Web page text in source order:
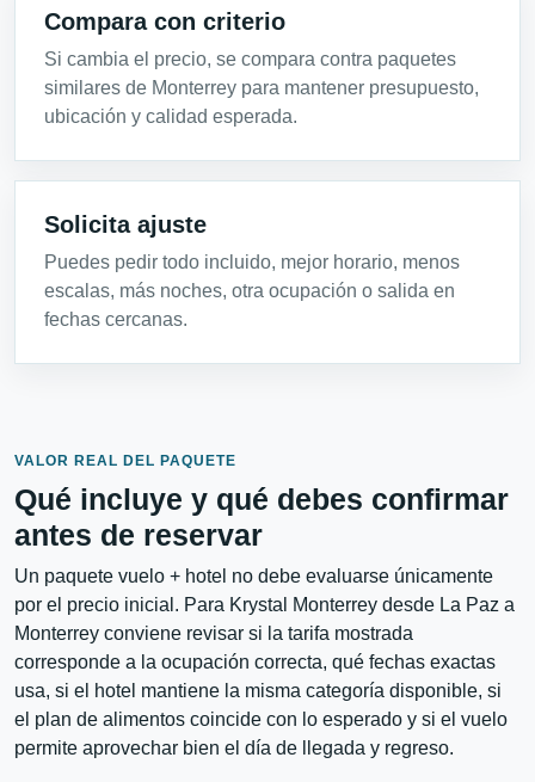
Compara con criterio
Si cambia el precio, se compara contra paquetes
similares de Monterrey para mantener presupuesto,
ubicación y calidad esperada.
Solicita ajuste
Puedes pedir todo incluido, mejor horario, menos
escalas, más noches, otra ocupación o salida en
fechas cercanas.
VALOR REAL DEL PAQUETE
Qué incluye y qué debes confirmar
antes de reservar
Un paquete vuelo + hotel no debe evaluarse únicamente
por el precio inicial. Para Krystal Monterrey desde La Paz a
Monterrey conviene revisar si la tarifa mostrada
corresponde a la ocupación correcta, qué fechas exactas
usa, si el hotel mantiene la misma categoría disponible, si
el plan de alimentos coincide con lo esperado y si el vuelo
permite aprovechar bien el día de llegada y regreso.